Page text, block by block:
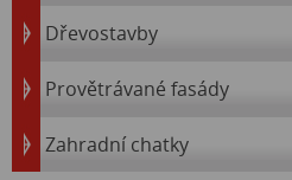
Dřevostavby
Provětrávané fasády
Zahradní chatky